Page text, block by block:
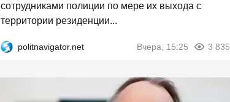
сотрудниками полиции по мере их выхода с
территории резиденции...
politnavigator.net Вчера, 15:25 3 835